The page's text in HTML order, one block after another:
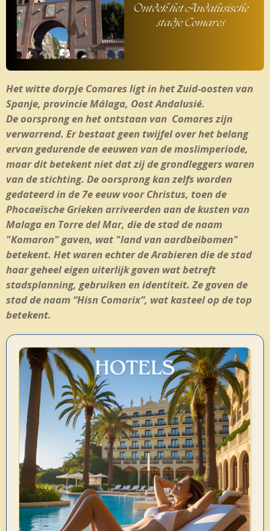
Het witte dorpje Comares ligt in het Zuid-oosten van
Spanje, provincie Málaga, Oost Andalusié.
De oorsprong en het ontstaan ​​van Comares zijn
verwarrend. Er bestaat geen twijfel over het belang
ervan gedurende de eeuwen van de moslimperiode,
maar dit betekent niet dat zij de grondleggers waren
van de stichting. De oorsprong kan zelfs worden
gedateerd in de 7e eeuw voor Christus, toen de
Phocaeïsche Grieken arriveerden aan de kusten van
Malaga en Torre del Mar, die de stad de naam
"Komaron" gaven, wat "land van aardbeibomen"
betekent. Het waren echter de Arabieren die de stad
haar geheel eigen uiterlijk gaven wat betreft
stadsplanning, gebruiken en identiteit. Ze gaven de
stad de naam “Hisn Comarix”, wat kasteel op de top
betekent.